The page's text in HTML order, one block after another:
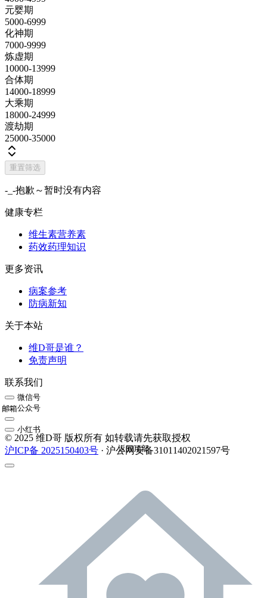
元婴期
5000-6999
化神期
7000-9999
炼虚期
10000-13999
合体期
14000-18999
大乘期
18000-24999
渡劫期
25000-35000
重置筛选
-_-抱歉～暂时没有内容
健康专栏
维生素营养素
药效药理知识
更多资讯
病案参考
防病新知
关于本站
维D哥是谁？
免责声明
联系我们
微信号
公众号
邮箱
小红书
© 2025 维D哥 版权所有 如转载请先获取授权
沪ICP备 2025150403号 · 沪公网安备31011402021597号
返回顶部